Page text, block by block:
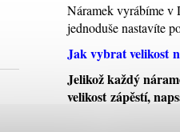
Náramek vyrábíme v
jednoduše nastavíte
Jak vybrat velikost
Jelikož každý
velikost zápěstí,